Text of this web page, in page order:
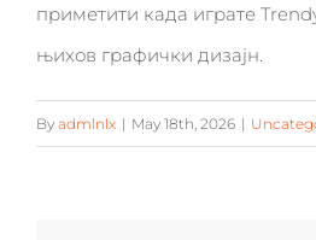
приметити када играте
њихов графички дизајн.
By admlnlx | May 18th, 2026 |